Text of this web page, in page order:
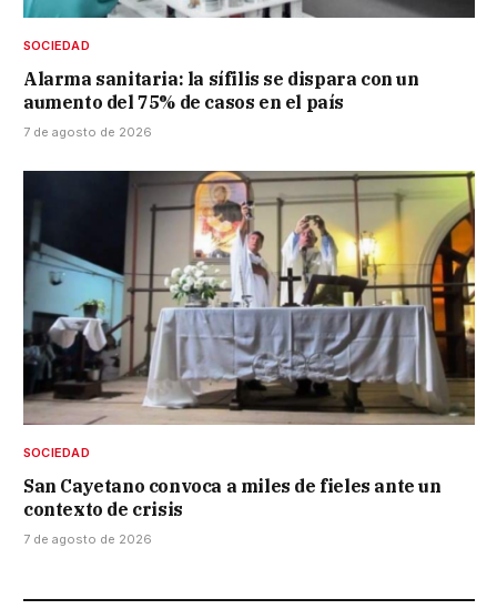
SOCIEDAD
Alarma sanitaria: la sífilis se dispara con un
aumento del 75% de casos en el país
7 de agosto de 2026
SOCIEDAD
San Cayetano convoca a miles de fieles ante un
contexto de crisis
7 de agosto de 2026